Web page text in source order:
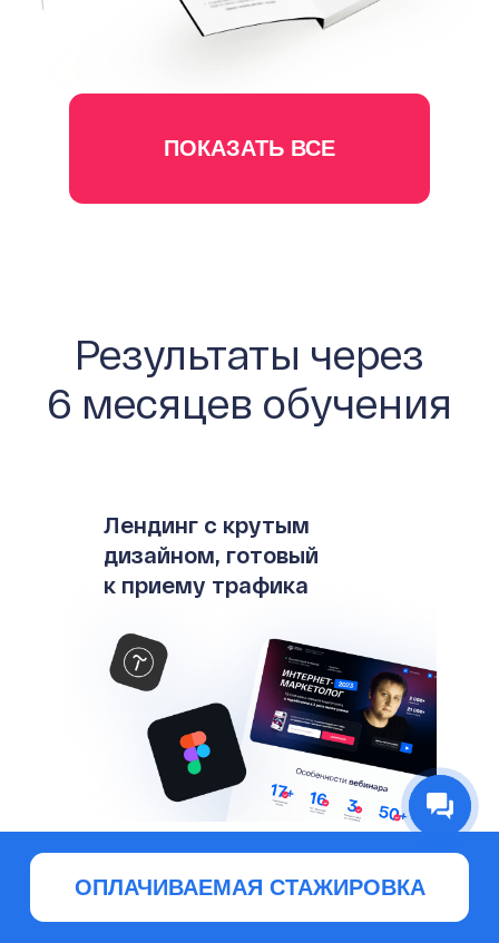
ПОКАЗАТЬ ВСЕ
Результаты через
6 месяцев обучения
Лендинг с крутым
дизайном, готовый
к приему трафика
ОПЛАЧИВАЕМАЯ СТАЖИРОВКА